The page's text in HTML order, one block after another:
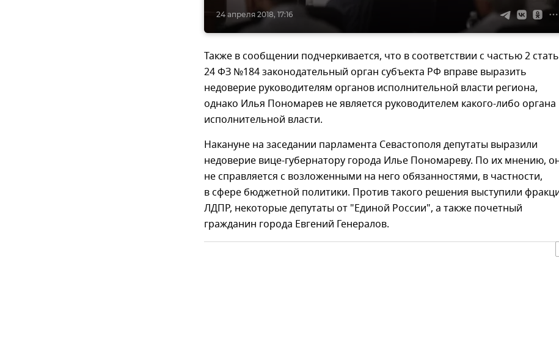
24 апреля 2018, 17:16
Также в сообщении подчеркивается, что в соответствии с частью 2
24 ФЗ №184 законодательный орган субъекта РФ вправе выразить
недоверие руководителям органов исполнительной власти региона,
однако Илья Пономарев не является руководителем какого-либо органа
исполнительной власти.
Накануне на заседании парламента Севастополя депутаты выразили
недоверие вице-губернатору города Илье Пономареву. По их мнению,
не справляется с возложенными на него обязанностями, в частности,
в сфере бюджетной политики. Против такого решения выступили
ЛДПР, некоторые депутаты от "Единой России", а также почетный
гражданин города Евгений Генералов.